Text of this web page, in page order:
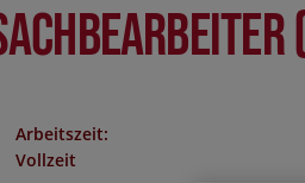
Arbeitszeit:
Vollzeit